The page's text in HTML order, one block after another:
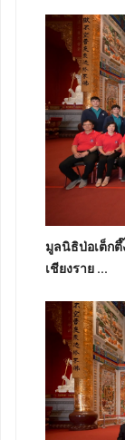
มูลนิธิป่อเต็ก
เชียงราย ...